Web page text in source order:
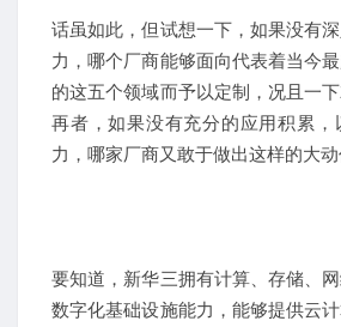
话虽如此，但试想一下，如果没有
力，哪个厂商能够面向代表着当今
的这五个领域而予以定制，况且一下
再者，如果没有充分的应用积累，
力，哪家厂商又敢于做出这样的大动
要知道，新华三拥有计算、存储、
数字化基础设施能力，能够提供云